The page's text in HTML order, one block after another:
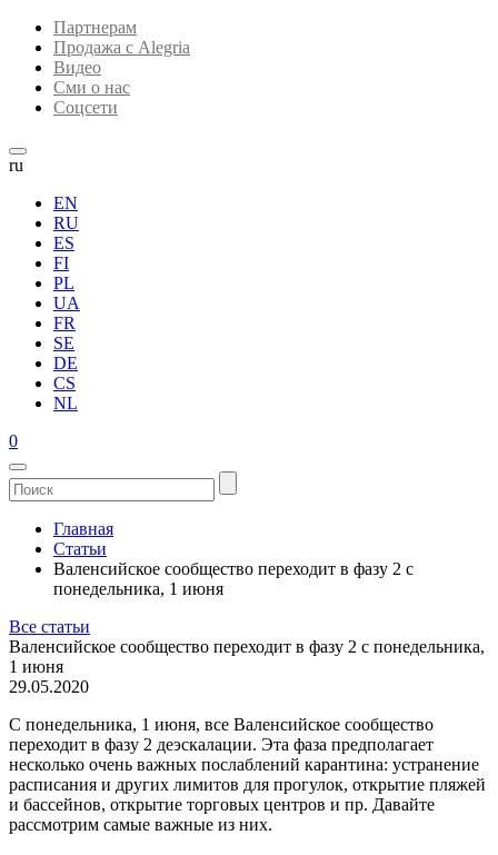
Партнерам
Продажа с Alegria
Видео
Сми о нас
Соцсети
ru
EN
RU
ES
FI
PL
UA
FR
SE
DE
CS
NL
0
Главная
Статьи
Валенсийское сообщество переходит в фазу 2 с
понедельника, 1 июня
Все статьи
Валенсийское сообщество переходит в фазу 2 с понедельника,
1 июня
29.05.2020
С понедельника, 1 июня, все Валенсийское сообщество
переходит в фазу 2 деэскалации. Эта фаза предполагает
несколько очень важных послаблений карантина: устранение
расписания и других лимитов для прогулок, открытие пляжей
и бассейнов, открытие торговых центров и пр. Давайте
рассмотрим самые важные из них.